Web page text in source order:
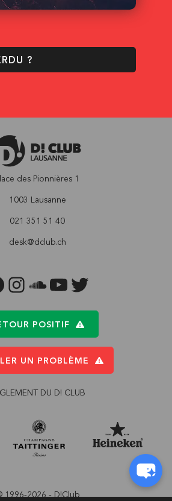
?
des Pionnières 1
1003 Lausanne
021 351 51 40
desk@dclub.ch
INSTAGRAM
SOUNDCLOUD
YOUTUBETWITTER
POSITIF
UN PROBLÈME
DU D! CLUB
1996-2026 - D!Club